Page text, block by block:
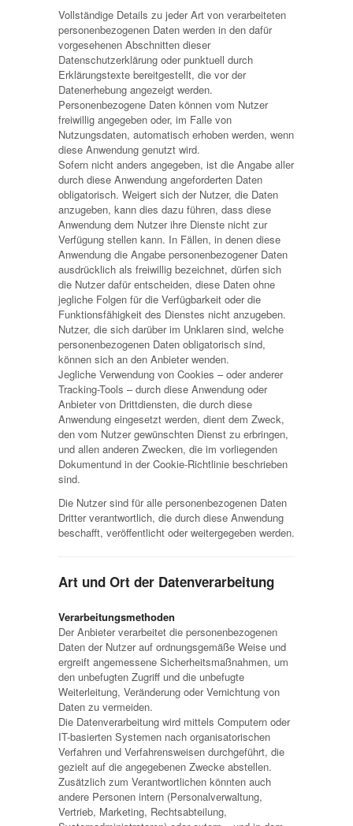
Vollständige Details zu jeder Art von verarbeiteten
personenbezogenen Daten werden in den dafür
vorgesehenen Abschnitten dieser
Datenschutzerklärung oder punktuell durch
Erklärungstexte bereitgestellt, die vor der
Datenerhebung angezeigt werden.
Personenbezogene Daten können vom Nutzer
freiwillig angegeben oder, im Falle von
Nutzungsdaten, automatisch erhoben werden, wenn
diese Anwendung genutzt wird.
Sofern nicht anders angegeben, ist die Angabe aller
durch diese Anwendung angeforderten Daten
obligatorisch. Weigert sich der Nutzer, die Daten
anzugeben, kann dies dazu führen, dass diese
Anwendung dem Nutzer ihre Dienste nicht zur
Verfügung stellen kann. In Fällen, in denen diese
Anwendung die Angabe personenbezogener Daten
ausdrücklich als freiwillig bezeichnet, dürfen sich
die Nutzer dafür entscheiden, diese Daten ohne
jegliche Folgen für die Verfügbarkeit oder die
Funktionsfähigkeit des Dienstes nicht anzugeben.
Nutzer, die sich darüber im Unklaren sind, welche
personenbezogenen Daten obligatorisch sind,
können sich an den Anbieter wenden.
Jegliche Verwendung von Cookies – oder anderer
Tracking-Tools – durch diese Anwendung oder
Anbieter von Drittdiensten, die durch diese
Anwendung eingesetzt werden, dient dem Zweck,
den vom Nutzer gewünschten Dienst zu erbringen,
und allen anderen Zwecken, die im vorliegenden
Dokumentund in der Cookie-Richtlinie beschrieben
sind.
Die Nutzer sind für alle personenbezogenen Daten
Dritter verantwortlich, die durch diese Anwendung
beschafft, veröffentlicht oder weitergegeben werden.
Art und Ort der Datenverarbeitung
Verarbeitungsmethoden
Der Anbieter verarbeitet die personenbezogenen
Daten der Nutzer auf ordnungsgemäße Weise und
ergreift angemessene Sicherheitsmaßnahmen, um
den unbefugten Zugriff und die unbefugte
Weiterleitung, Veränderung oder Vernichtung von
Daten zu vermeiden.
Die Datenverarbeitung wird mittels Computern oder
IT-basierten Systemen nach organisatorischen
Verfahren und Verfahrensweisen durchgeführt, die
gezielt auf die angegebenen Zwecke abstellen.
Zusätzlich zum Verantwortlichen könnten auch
andere Personen intern (Personalverwaltung,
Vertrieb, Marketing, Rechtsabteilung,